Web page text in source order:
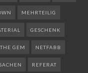
MEHRTEILIG
GESCHENK
THE GEM NETFABB
REFERAT